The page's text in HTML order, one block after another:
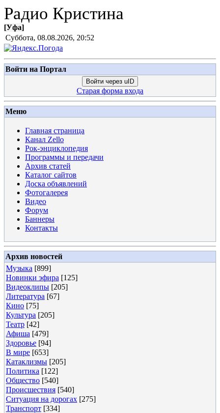
Радио Кристина
[Уфа]
Суббота, 08.08.2026, 20:52
Войти на Портал
Войти через uID
Старая форма входа
Меню
Главная страница
Канал Zello
Рок-энциклопедия
Программы и передачи
Архив статей
Каталог сайтов
Доска объявлений
Фотогалерея
Видео
Форум
Баннеры
Контакты
Архив новостей
Музыка [899]
Новинки эфира [125]
Видеоклипы [205]
Литература [67]
Кино [75]
Культура [205]
Театр [42]
Афиша [479]
Здоровье [94]
В мире [653]
Катаклизмы [205]
Политика [122]
Общество [540]
Происшествия [540]
Ситуация на дорогах [275]
Транспорт [334]